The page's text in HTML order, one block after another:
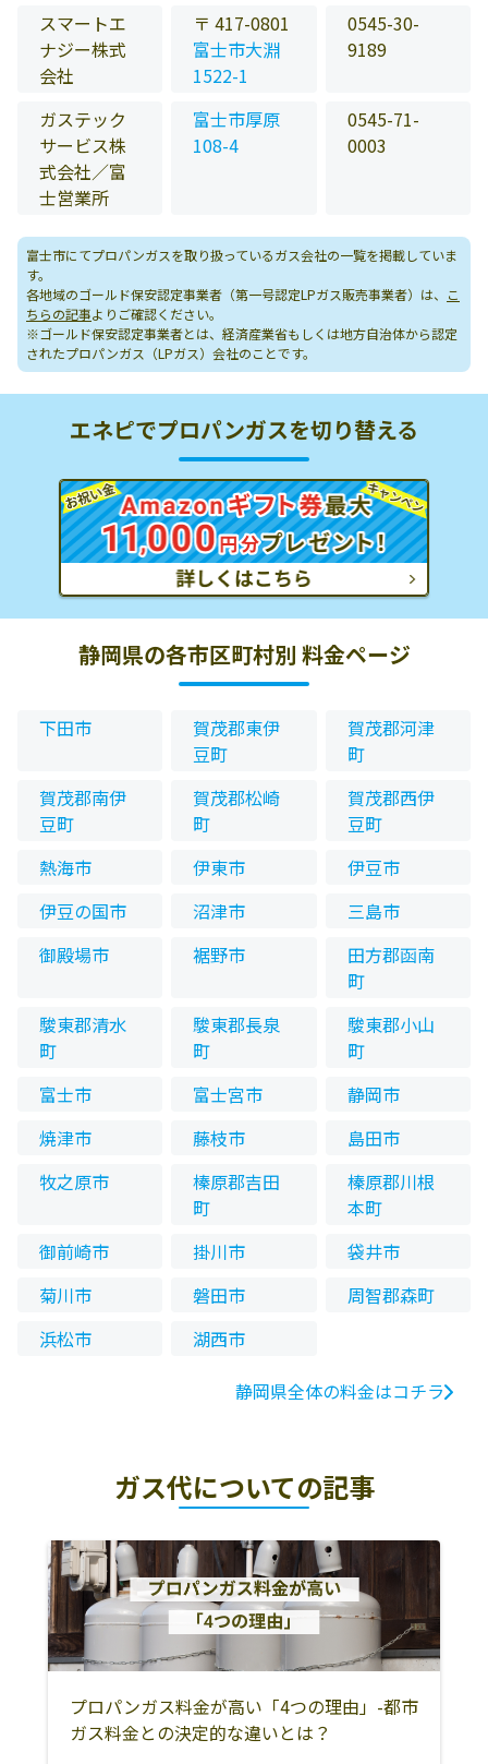
スマートエ
ナジー株式
会社
〒 417-0801
富士市大淵
1522-1
0545-30-
9189
ガステック
サービス株
式会社／富
士営業所
富士市厚原
108-4
0545-71-
0003
富士市にてプロパンガスを取り扱っているガス会社の一覧を掲載していま
す。
各地域のゴールド保安認定事業者（第一号認定LPガス販売事業者）は、
こ
ちらの記事よりご確認ください。
※ゴールド保安認定事業者とは、経済産業省もしくは地方自治体から認定
されたプロパンガス（LPガス）会社のことです。
エネピでプロパンガスを切り替える
静岡県の各市区町村別 料金ページ
下田市
賀茂郡東伊
豆町
賀茂郡河津
町
賀茂郡南伊
豆町
賀茂郡松崎
町
賀茂郡西伊
豆町
熱海市
伊東市
伊豆市
伊豆の国市
沼津市
三島市
御殿場市
裾野市
田方郡函南
町
駿東郡清水
町
駿東郡長泉
町
駿東郡小山
町
富士市
富士宮市
静岡市
焼津市
藤枝市
島田市
牧之原市
榛原郡吉田
町
榛原郡川根
本町
御前崎市
掛川市
袋井市
菊川市
磐田市
周智郡森町
浜松市
湖西市
静岡県全体の料金はコチラ
ガス代についての記事
プロパンガス料金が高い「4つの理由」-都市
ガス料金との決定的な違いとは？